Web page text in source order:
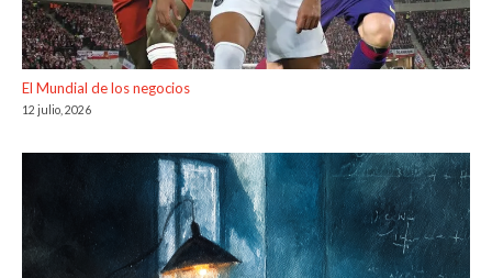
El Mundial de los negocios
12 julio, 2026